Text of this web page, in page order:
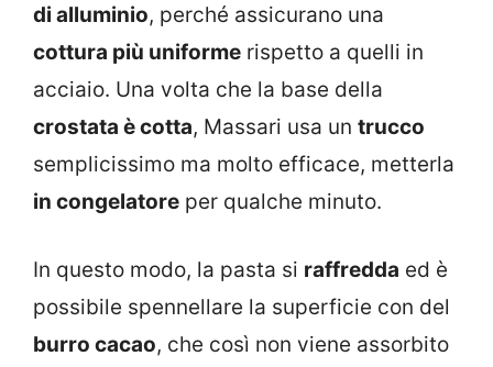
di alluminio, perché assicurano una
cottura più uniforme rispetto a quelli in
acciaio. Una volta che la base della
crostata è cotta, Massari usa un trucco
semplicissimo ma molto efficace, metterla
in congelatore per qualche minuto.
In questo modo, la pasta si raffredda ed è
possibile spennellare la superficie con del
burro cacao, che così non viene assorbito